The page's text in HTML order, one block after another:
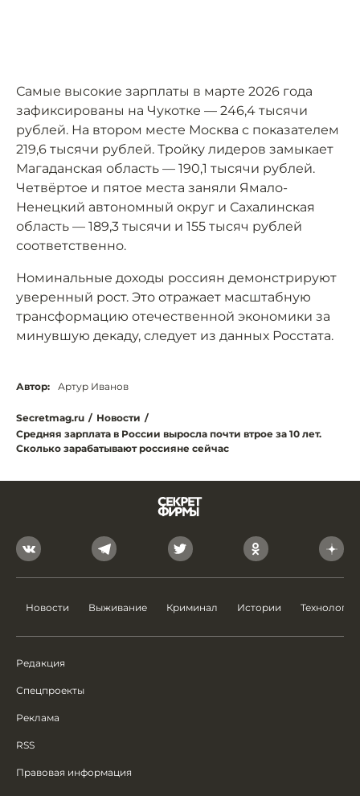
Самые высокие зарплаты в марте 2026 года
зафиксированы на Чукотке — 246,4 тысячи
рублей. На втором месте Москва с показателем
219,6 тысячи рублей. Тройку лидеров замыкает
Магаданская область — 190,1 тысячи рублей.
Четвёртое и пятое места заняли Ямало-
Ненецкий автономный округ и Сахалинская
область — 189,3 тысячи и 155 тысяч рублей
соответственно.
Номинальные доходы россиян демонстрируют
уверенный рост. Это отражает масштабную
трансформацию отечественной экономики за
минувшую декаду, следует из данных Росстата.
Автор: Артур Иванов
Secretmag.ru / Новости /
Средняя зарплата в России выросла почти втрое за 10 лет.
Сколько зарабатывают россияне сейчас
Новости Выживание Криминал Истории Технологии
Редакция
Спецпроекты
Реклама
RSS
Правовая информация